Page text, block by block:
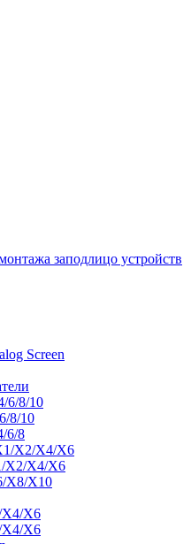
заподлицо устройств
Screen
6/8/10
8/10
6/8
X2/X4/X6
X2/X4/X6
X8/X10
X4/X6
X4/X6